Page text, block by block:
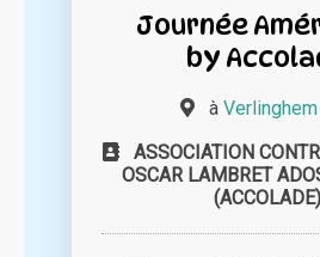
Journée
by
à
ASSOCIATION
OSCAR LAMBRET
(ACCOLADE)